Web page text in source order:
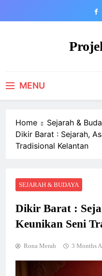
MENU
Home
Sejarah &
Dikir Barat : Sejarah,
Tradisional Kelantan
SEJARAH & BUDAYA
Dikir Barat :
Keunikan Seni
Rona Merah 3 Months